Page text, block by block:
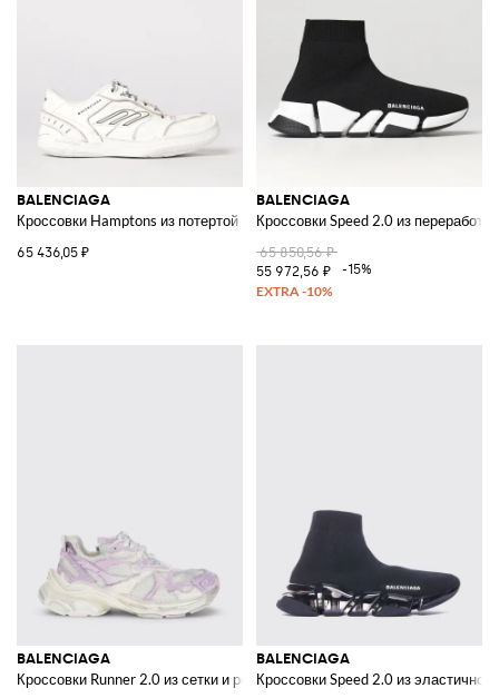
BALENCIAGA
Кроссовки Hamptons из потертой кожи
65 436,05 ₽
BALENCIAGA
Кроссовки Speed 2.0 из
65 850,56 ₽
55 972,56 ₽
-15%
BALENCIAGA
Кроссовки Runner 2.0 из сетки и резины
BALENCIAGA
Кроссовки Speed 2.0 из